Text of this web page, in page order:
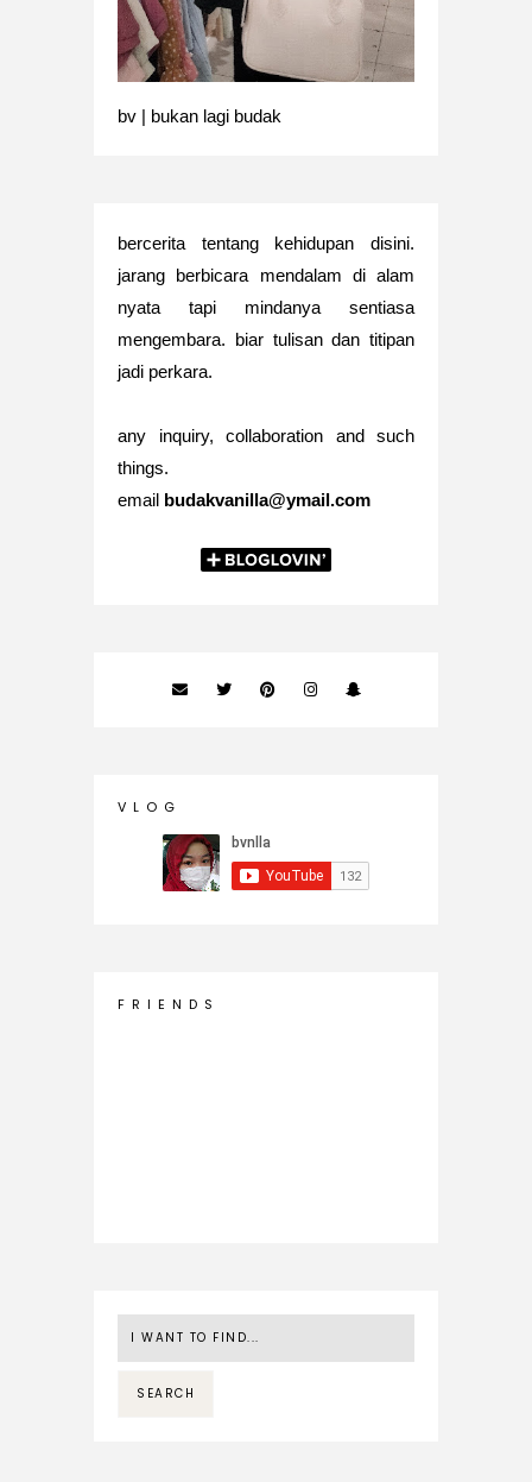
bv | bukan lagi budak
bercerita tentang kehidupan disini.
jarang berbicara mendalam di alam
nyata tapi mindanya sentiasa
mengembara. biar tulisan dan titipan
jadi perkara.
any inquiry, collaboration and such
things.
email budakvanilla@ymail.com
V L O G
F R I E N D S